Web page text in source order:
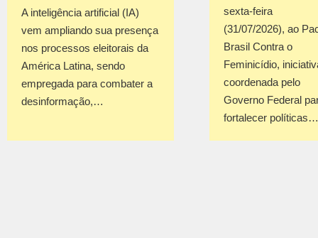
A inteligência artificial (IA)
vem ampliando sua presença
nos processos eleitorais da
América Latina, sendo
empregada para combater a
desinformação,…
sexta-feira
(31/07/2026), ao
Brasil Contra o
Feminicídio,
coordenada pelo
Governo Federal
fortalecer políticas…